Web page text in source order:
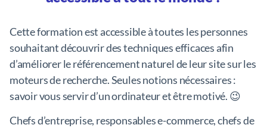
Cette formation est accessible à toutes les personnes
souhaitant découvrir des techniques efficaces afin
d’améliorer le référencement naturel de leur site sur les
moteurs de recherche. Seules notions nécessaires :
savoir vous servir d’un ordinateur et être motivé. 😉
Chefs d’entreprise, responsables e-commerce, chefs de